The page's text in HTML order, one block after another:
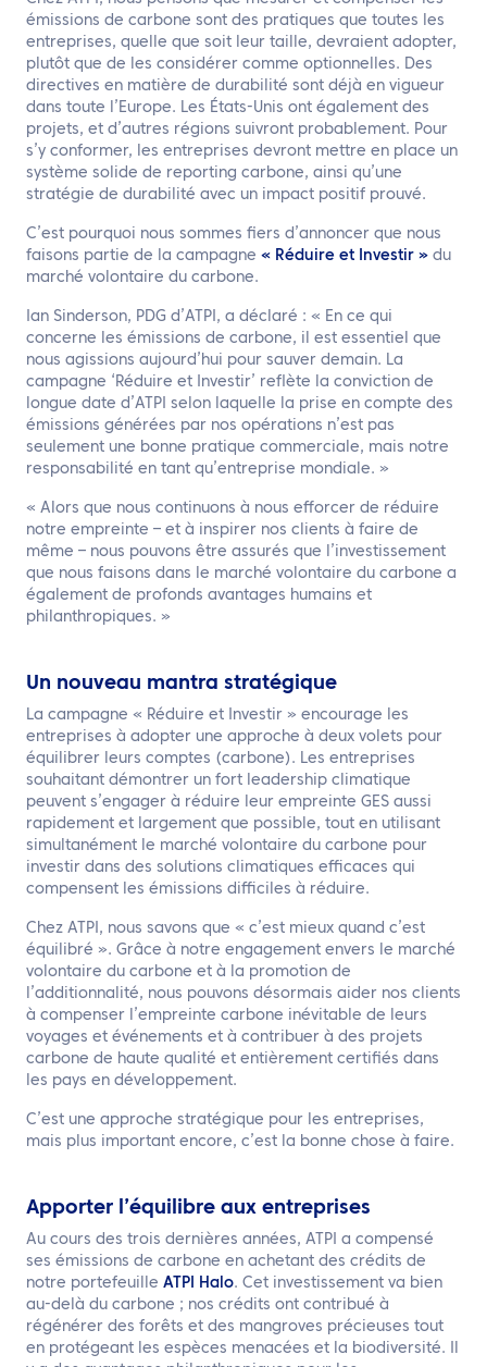
émissions de carbone sont des pratiques que toutes les
entreprises, quelle que soit leur taille, devraient adopter,
plutôt que de les considérer comme optionnelles. Des
directives en matière de durabilité sont déjà en vigueur
dans toute l’Europe. Les États-Unis ont également des
projets, et d’autres régions suivront probablement. Pour
s’y conformer, les entreprises devront mettre en place un
système solide de reporting carbone, ainsi qu’une
stratégie de durabilité avec un impact positif prouvé.
C’est pourquoi nous sommes fiers d’annoncer que nous
faisons partie de la campagne « Réduire et Investir » du
marché volontaire du carbone.
Ian Sinderson, PDG d’ATPI, a déclaré : « En ce qui
concerne les émissions de carbone, il est essentiel que
nous agissions aujourd’hui pour sauver demain. La
campagne ‘Réduire et Investir’ reflète la conviction de
longue date d’ATPI selon laquelle la prise en compte des
émissions générées par nos opérations n’est pas
seulement une bonne pratique commerciale, mais notre
responsabilité en tant qu’entreprise mondiale. »
« Alors que nous continuons à nous efforcer de réduire
notre empreinte – et à inspirer nos clients à faire de
même – nous pouvons être assurés que l’investissement
que nous faisons dans le marché volontaire du carbone a
également de profonds avantages humains et
philanthropiques. »
Un nouveau mantra stratégique
La campagne « Réduire et Investir » encourage les
entreprises à adopter une approche à deux volets pour
équilibrer leurs comptes (carbone). Les entreprises
souhaitant démontrer un fort leadership climatique
peuvent s’engager à réduire leur empreinte GES aussi
rapidement et largement que possible, tout en utilisant
simultanément le marché volontaire du carbone pour
investir dans des solutions climatiques efficaces qui
compensent les émissions difficiles à réduire.
Chez ATPI, nous savons que « c’est mieux quand c’est
équilibré ». Grâce à notre engagement envers le marché
volontaire du carbone et à la promotion de
l’additionnalité, nous pouvons désormais aider nos clients
à compenser l’empreinte carbone inévitable de leurs
voyages et événements et à contribuer à des projets
carbone de haute qualité et entièrement certifiés dans
les pays en développement.
C’est une approche stratégique pour les entreprises,
mais plus important encore, c’est la bonne chose à faire.
Apporter l’équilibre aux entreprises
Au cours des trois dernières années, ATPI a compensé
ses émissions de carbone en achetant des crédits de
notre portefeuille ATPI Halo. Cet investissement va bien
au-delà du carbone ; nos crédits ont contribué à
régénérer des forêts et des mangroves précieuses tout
en protégeant les espèces menacées et la biodiversité. Il